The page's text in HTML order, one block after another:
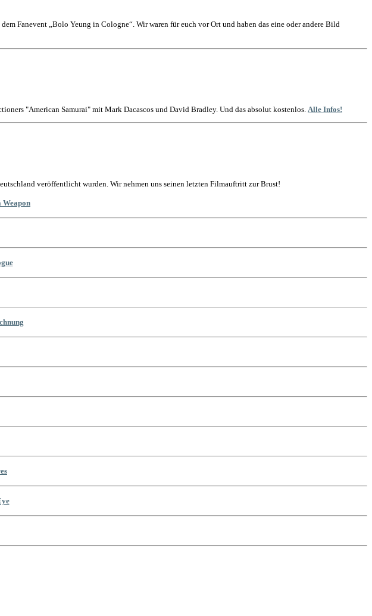
Fanevent „Bolo Yeung in Cologne“. Wir waren für euch vor Ort und haben das eine oder andere Bild
"American Samurai" mit Mark Dacascos und David Bradley. Und das absolut kostenlos. Alle Infos!
veröffentlicht wurden. Wir nehmen uns seinen letzten Filmauftritt zur Brust!
Weapon